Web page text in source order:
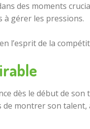
des moments
à gérer les pressions.
l’esprit de la
dès le début de son
montrer son talent,